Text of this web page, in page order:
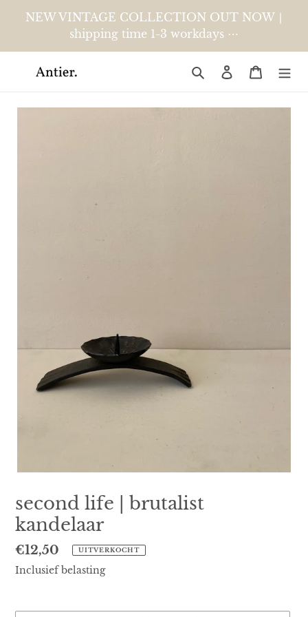
content
NEW VINTAGE COLLECTION OUT NOW ∣
shipping time 1-3 workdays ⋯
ZoekenAanmelden
second life | brutalist
kandelaar
Normale
prijs
€12,50 UITVERKOCHT
Inclusief belasting